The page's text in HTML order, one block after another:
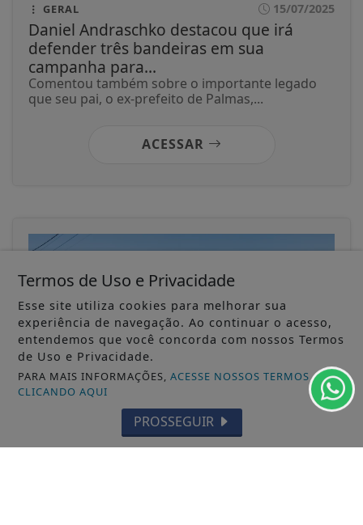
GERAL 15/07/2025
Daniel Andraschko destacou que irá
defender três bandeiras em sua
campanha para...
Comentou também sobre o importante legado
que seu pai, o ex-prefeito de Palmas,...
ACESSAR
Prefeito e vice de Palmas vistoriaram
Termos de Uso e Privacidade
Esse site utiliza cookies para melhorar sua
experiência de navegação. Ao continuar o acesso,
entendemos que você concorda com nossos Termos
de Uso e Privacidade.
PARA MAIS INFORMAÇÕES,ACESSE NOSSOS TERMOS
CLICANDO AQUI
PROSSEGUIR